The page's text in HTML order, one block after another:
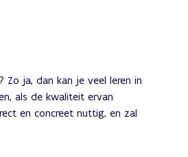
Zo ja, dan kan je veel leren in
als de kwaliteit ervan
en concreet nuttig, en zal